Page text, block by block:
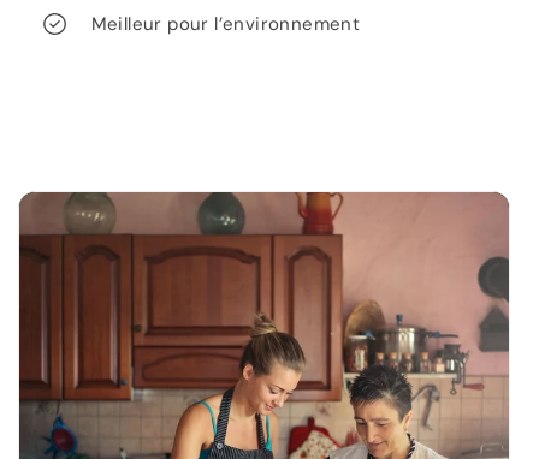
Meilleur pour l’environnement